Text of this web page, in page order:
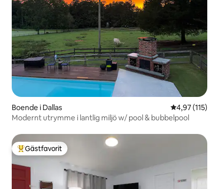
Boende i Dallas 4,97 av 5 i
4,97 (115)
Modernt utrymme i lantlig miljö w/ pool & bubbelpool
Populär gästfavorit
Gästfavorit